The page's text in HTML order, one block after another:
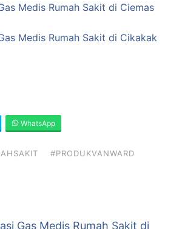
Medis Rumah Sakit di Ciemas
Medis Rumah Sakit di Cikakak
WhatsApp
#PRODUKVANWARD
Gas Medis Rumah Sakit di